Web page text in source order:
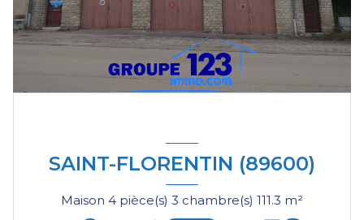
SAINT-FLORENTIN (89600)
Maison 4 pièce(s) 3 chambre(s) 111.3 m²